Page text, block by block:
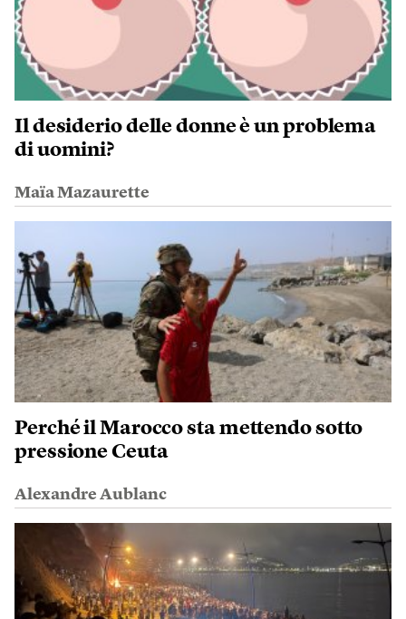
Il desiderio delle donne è un problema
di uomini?
Maïa Mazaurette
Perché il Marocco sta mettendo sotto
pressione Ceuta
Alexandre Aublanc